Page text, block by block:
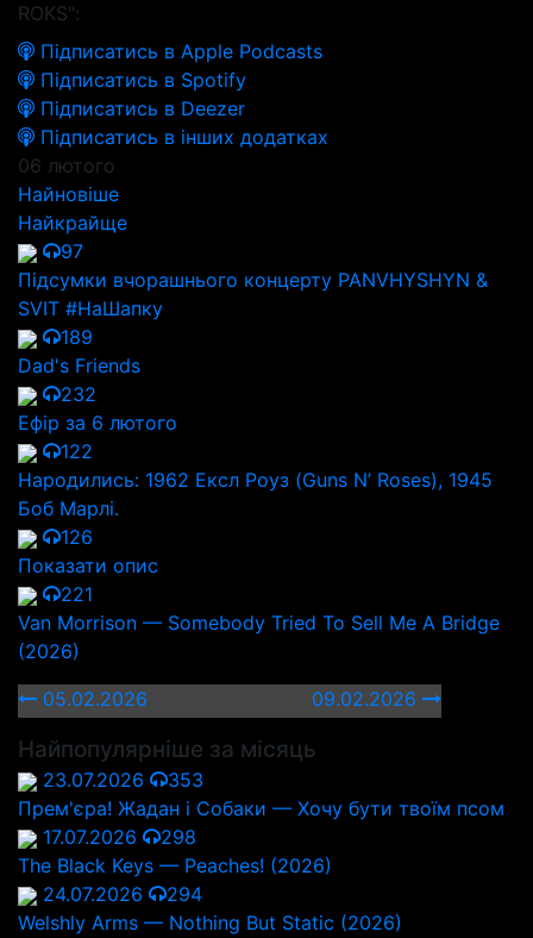
ROKS":
Підписатись в Apple Podcasts
Підписатись в Spotify
Підписатись в Deezer
Підписатись в інших додатках
06 лютого
Найновіше
Найкрайще
97
Підсумки вчорашнього концерту PANVHYSHYN &
SVIT #НаШапку
189
Dad's Friends
232
Ефір за 6 лютого
122
Народились: 1962 Ексл Роуз (Guns N’ Roses), 1945
Боб Марлі.
126
Показати опис
221
Van Morrison — Somebody Tried To Sell Me A Bridge
(2026)
05.02.2026
09.02.2026
Найпопулярніше за місяць
23.07.2026
353
Прем'єра! Жадан і Собаки — Хочу бути твоїм псом
17.07.2026
298
The Black Keys — Peaches! (2026)
24.07.2026
294
Welshly Arms — Nothing But Static (2026)